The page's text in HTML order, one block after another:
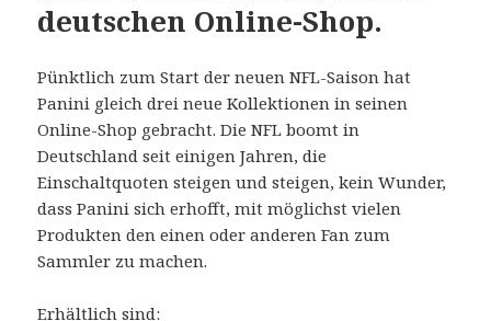
deutschen Online-Shop.
Pünktlich zum Start der neuen NFL-Saison hat
Panini gleich drei neue Kollektionen in seinen
Online-Shop gebracht. Die NFL boomt in
Deutschland seit einigen Jahren, die
Einschaltquoten steigen und steigen, kein Wunder,
dass Panini sich erhofft, mit möglichst vielen
Produkten den einen oder anderen Fan zum
Sammler zu machen.
Erhältlich sind: